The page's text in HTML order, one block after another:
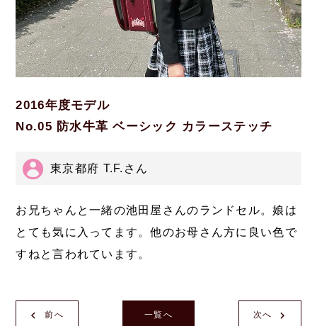
2016年度モデル
No.05 防水牛革 ベーシック カラーステッチ
東京都府 T.F.さん
お兄ちゃんと一緒の池田屋さんのランドセル。娘は
とても気に入ってます。他のお母さん方に良い色で
すねと言われています。
前へ 次へ
一覧へ